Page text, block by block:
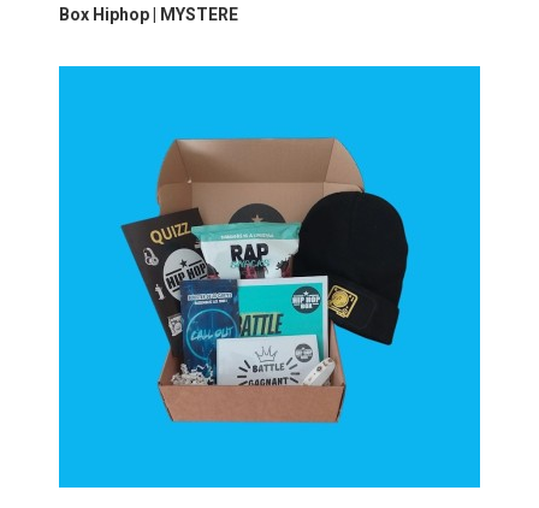
Box Hiphop | MYSTERE